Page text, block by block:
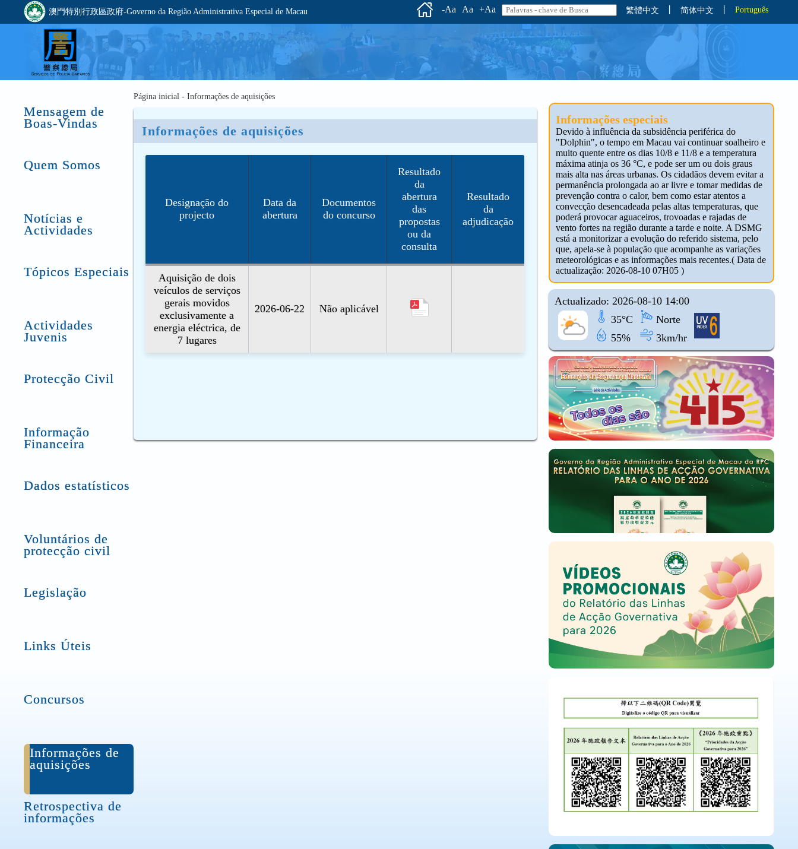
澳門特別行政區政府-Governo da Região Administrativa Especial de Macau -Aa Aa +Aa 繁體中文 简体中文 Português
Mensagem de
Boas-Vindas
Quem Somos
Notícias e
Actividades
Tópicos Especiais
Actividades
Juvenis
Protecção Civil
Informação
Financeira
Dados estatísticos
Voluntários de
protecção civil
Legislação
Links Úteis
Concursos
Informações de
aquisições
Retrospectiva de
informações
Página inicial - Informações de aquisições
Informações de aquisições
Designação do
projecto
Data da
abertura
Documentos
do concurso
Resultado
da
abertura
das
propostas
ou da
consulta
Resultado
da
adjudicação
Aquisição de dois
veículos de serviços
gerais movidos
exclusivamente a
energia eléctrica, de
7 lugares
2026-06-22 Não aplicável
Informações especiais
Devido à influência da subsidência periférica do
"Dolphin", o tempo em Macau vai continuar soalheiro e
muito quente entre os dias 10/8 e 11/8 e a temperatura
máxima atinja os 36 °C, e pode ser um ou dois graus
mais alta nas áreas urbanas. Os cidadãos devem evitar a
permanência prolongada ao ar livre e tomar medidas de
prevenção contra o calor, bem como estar atentos a
convecção desencadeada pelas altas temperaturas, que
poderá provocar aguaceiros, trovoadas e rajadas de
vento fortes na região durante a tarde e noite. A DSMG
está a monitorizar a evolução do referido sistema, pelo
que, apela-se à população que acompanhe as variações
meteorológicas e as informações mais recentes.( Data de
actualização: 2026-08-10 07H05 )
Actualizado: 2026-08-10 14:00
35°C
Norte
55%
3km/hr